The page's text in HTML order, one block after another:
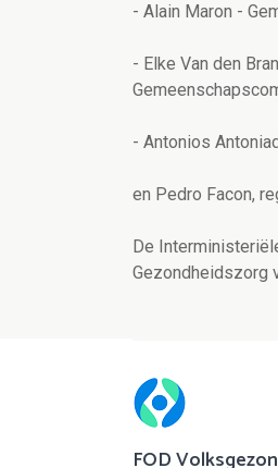
- Alain Maron -
- Elke Van den
- Antonios
en Pedro Facon,
De
Gezondheidszorg
FOD